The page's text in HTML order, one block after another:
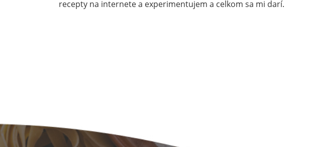
recepty na internete a experimentujem a celkom sa mi darí.